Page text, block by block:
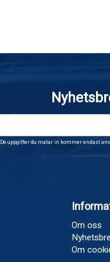
De uppgifter du matar in kommer endast
Om oss
Om